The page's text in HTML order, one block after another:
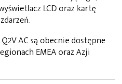
LCD oraz kartę
AC są obecnie dostępne
EMEA oraz Azji